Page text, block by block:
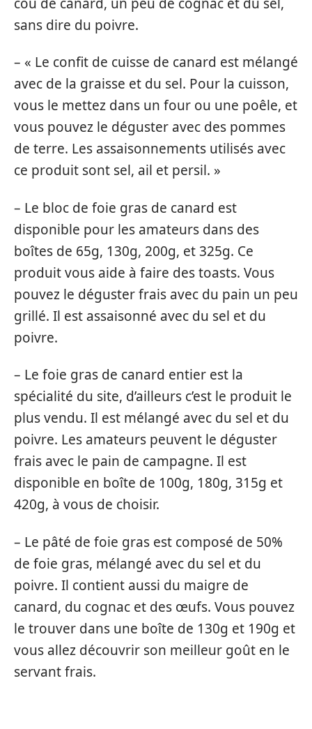
sans dire du poivre.
– « Le confit de cuisse de canard est mélangé
avec de la graisse et du sel. Pour la cuisson,
vous le mettez dans un four ou une poêle, et
vous pouvez le déguster avec des pommes
de terre. Les assaisonnements utilisés avec
ce produit sont sel, ail et persil. »
– Le bloc de foie gras de canard est
disponible pour les amateurs dans des
boîtes de 65g, 130g, 200g, et 325g. Ce
produit vous aide à faire des toasts. Vous
pouvez le déguster frais avec du pain un peu
grillé. Il est assaisonné avec du sel et du
poivre.
– Le foie gras de canard entier est la
spécialité du site, d’ailleurs c’est le produit le
plus vendu. Il est mélangé avec du sel et du
poivre. Les amateurs peuvent le déguster
frais avec le pain de campagne. Il est
disponible en boîte de 100g, 180g, 315g et
420g, à vous de choisir.
– Le pâté de foie gras est composé de 50%
de foie gras, mélangé avec du sel et du
poivre. Il contient aussi du maigre de
canard, du cognac et des œufs. Vous pouvez
le trouver dans une boîte de 130g et 190g et
vous allez découvrir son meilleur goût en le
servant frais.